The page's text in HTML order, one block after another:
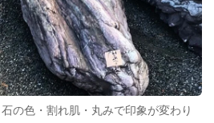
の色・割れ肌・丸みで印象が変わり